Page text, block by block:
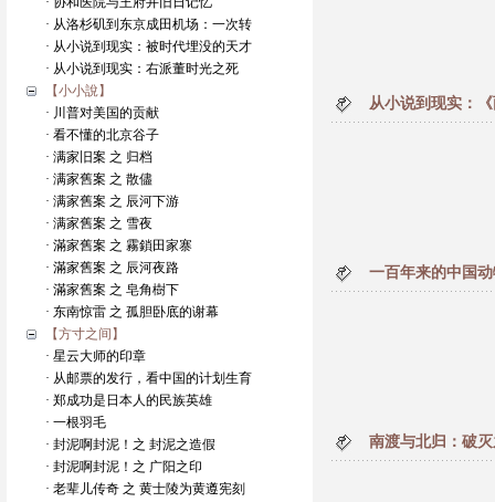
· 从洛杉矶到东京成田机场：一次转
· 从小说到现实：被时代埋没的天才
· 从小说到现实：右派董时光之死
【小小說】
· 川普对美国的贡献
· 看不懂的北京谷子
· 满家旧案 之 归档
· 满家舊案 之 散儘
· 满家舊案 之 辰河下游
· 满家舊案 之 雪夜
· 滿家舊案 之 霧鎖田家寨
· 滿家舊案 之 辰河夜路
· 滿家舊案 之 皂角樹下
· 东南惊雷 之 孤胆卧底的谢幕
【方寸之间】
· 星云大师的印章
· 从邮票的发行，看中国的计划生育
· 郑成功是日本人的民族英雄
· 一根羽毛
· 封泥啊封泥！之 封泥之造假
· 封泥啊封泥！之 广阳之印
· 老辈儿传奇 之 黄士陵为黄遵宪刻
从小说到现实：
一百年来的中国
南渡与北归：破